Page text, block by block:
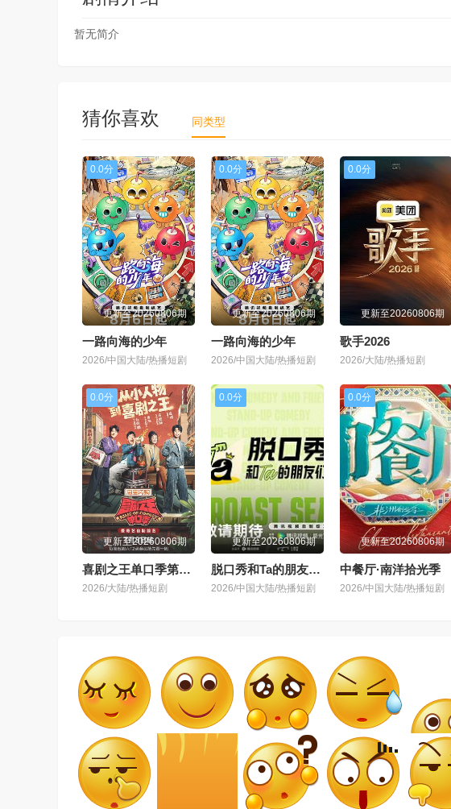
暂无简介
猜你喜欢 同类型
0.0分
更新至20260806期
一路向海的少年
2026/中国大陆/热播短剧
0.0分
更新至20260806期
一路向海的少年
2026/中国大陆/热播短剧
0.0分
更新至20260806期
歌手2026
2026/大陆/热播短剧
0.0分
更新至20260806期
喜剧之王单口季第三季
2026/大陆/热播短剧
0.0分
更新至20260806期
脱口秀和Ta的朋友们 第三季
2026/中国大陆/热播短剧
0.0分
更新至20260806期
中餐厅·南洋拾光季
2026/中国大陆/热播短剧